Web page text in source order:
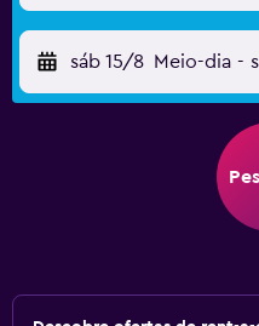
sáb 15/8 Meio-dia -